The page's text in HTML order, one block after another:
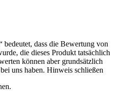
dass die Bewertung von
die dieses Produkt tatsächlich
können aber grundsätzlich
uns haben. Hinweis schließen